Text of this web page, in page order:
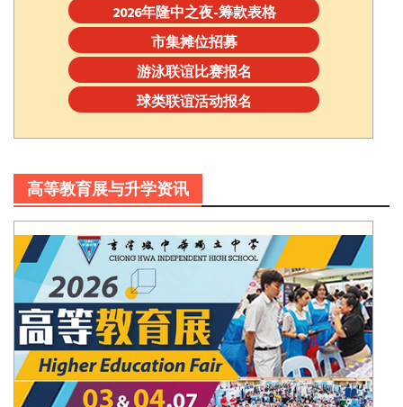
2026年隆中之夜-筹款表格
市集摊位招募
游泳联谊比赛报名
球类联谊活动报名
高等教育展与升学资讯